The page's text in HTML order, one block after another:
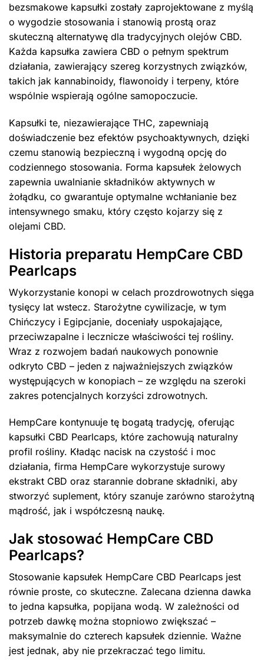
bezsmakowe kapsułki zostały zaprojektowane z myślą
o wygodzie stosowania i stanowią prostą oraz
skuteczną alternatywę dla tradycyjnych olejów CBD.
Każda kapsułka zawiera CBD o pełnym spektrum
działania, zawierający szereg korzystnych związków,
takich jak kannabinoidy, flawonoidy i terpeny, które
wspólnie wspierają ogólne samopoczucie.
Kapsułki te, niezawierające THC, zapewniają
doświadczenie bez efektów psychoaktywnych, dzięki
czemu stanowią bezpieczną i wygodną opcję do
codziennego stosowania. Forma kapsułek żelowych
zapewnia uwalnianie składników aktywnych w
żołądku, co gwarantuje optymalne wchłanianie bez
intensywnego smaku, który często kojarzy się z
olejami CBD.
Historia preparatu HempCare CBD
Pearlcaps
Wykorzystanie konopi w celach prozdrowotnych sięga
tysięcy lat wstecz. Starożytne cywilizacje, w tym
Chińczycy i Egipcjanie, doceniały uspokajające,
przeciwzapalne i lecznicze właściwości tej rośliny.
Wraz z rozwojem badań naukowych ponownie
odkryto CBD – jeden z najważniejszych związków
występujących w konopiach – ze względu na szeroki
zakres potencjalnych korzyści zdrowotnych.
HempCare kontynuuje tę bogatą tradycję, oferując
kapsułki CBD Pearlcaps, które zachowują naturalny
profil rośliny. Kładąc nacisk na czystość i moc
działania, firma HempCare wykorzystuje surowy
ekstrakt CBD oraz starannie dobrane składniki, aby
stworzyć suplement, który szanuje zarówno starożytną
mądrość, jak i współczesną naukę.
Jak stosować HempCare CBD
Pearlcaps?
Stosowanie kapsułek HempCare CBD Pearlcaps jest
równie proste, co skuteczne. Zalecana dzienna dawka
to jedna kapsułka, popijana wodą. W zależności od
potrzeb dawkę można stopniowo zwiększać –
maksymalnie do czterech kapsułek dziennie. Ważne
jest jednak, aby nie przekraczać tego limitu.